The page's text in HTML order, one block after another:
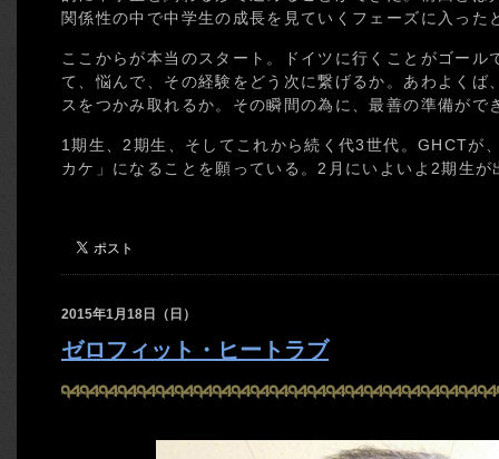
関係性の中で中学生の成長を見ていくフェーズに入った
ここからが本当のスタート。ドイツに行くことがゴール
て、悩んで、その経験をどう次に繋げるか。あわよくば
スをつかみ取れるか。その瞬間の為に、最善の準備がで
1期生、2期生、そしてこれから続く代3世代。GHCTが
カケ」になることを願っている。2月にいよいよ2期生が
2015年1月18日（日）
ゼロフィット・ヒートラブ